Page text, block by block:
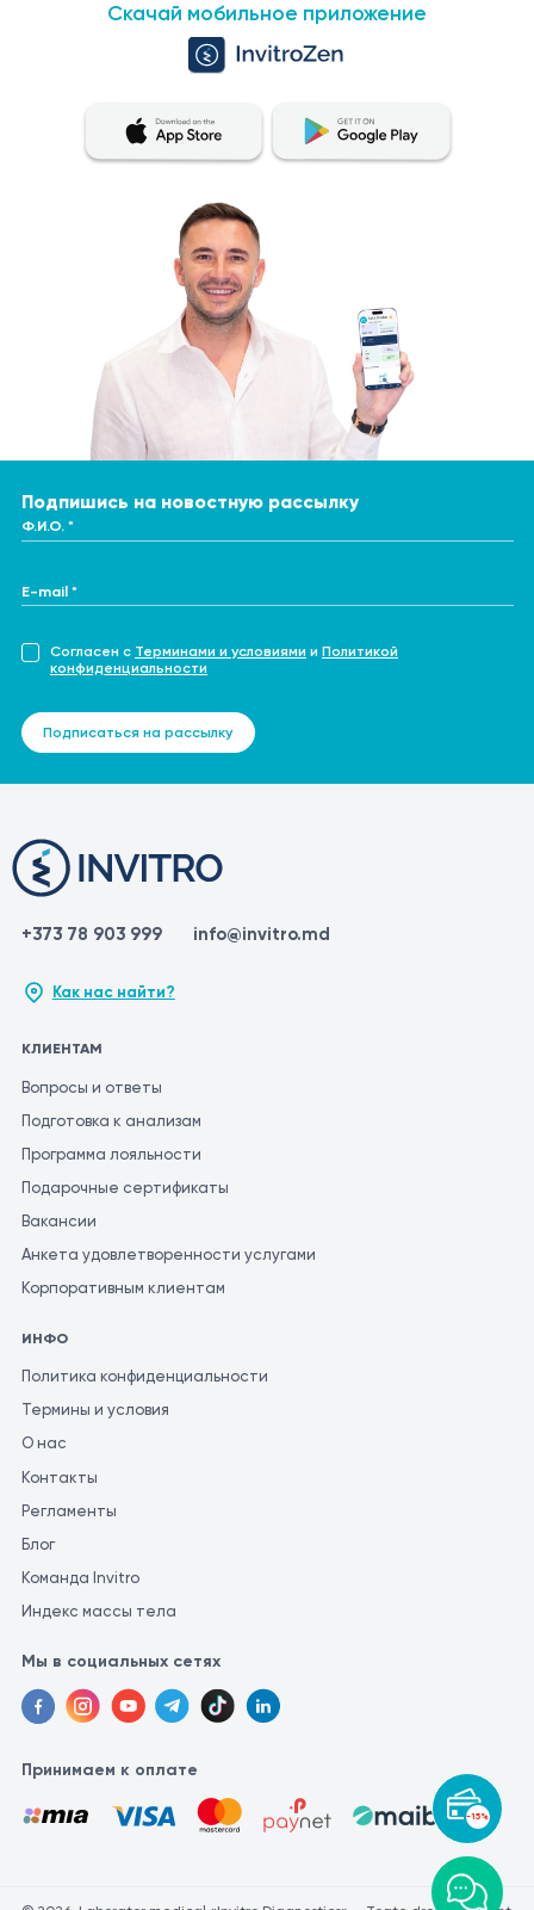
-15%
Скачай мобильное приложение
Подпишись на новостную рассылку
Ф.И.О. *
E-mail *
Согласен с Терминами и условиями и Политикой
конфиденциальности
Подписаться на рассылку
+373 78 903 999 info@invitro.md
Как нас найти?
КЛИЕНТАМ
Вопросы и ответы
Подготовка к анализам
Программа лояльности
Подарочные сертификаты
Вакансии
Анкета удовлетворенности услугами
Корпоративным клиентам
ИНФО
Политика конфиденциальности
Термины и условия
О нас
Контакты
Регламенты
Блог
Команда Invitro
Индекс массы тела
Мы в социальных сетях
Принимаем к оплате